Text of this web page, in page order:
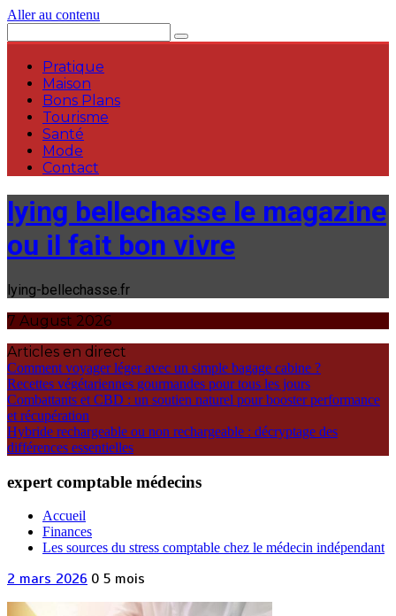
Aller au contenu
Pratique
Maison
Bons Plans
Tourisme
Santé
Mode
Contact
lying bellechasse le magazine
ou il fait bon vivre
lying-bellechasse.fr
7 August 2026
Articles en direct
Comment voyager léger avec un simple bagage cabine ?
Recettes végétariennes gourmandes pour tous les jours
Combattants et CBD : un soutien naturel pour booster performance
et récupération
Hybride rechargeable ou non rechargeable : décryptage des
différences essentielles
expert comptable médecins
Accueil
Finances
Les sources du stress comptable chez le médecin indépendant
2 mars 2026 0 5 mois